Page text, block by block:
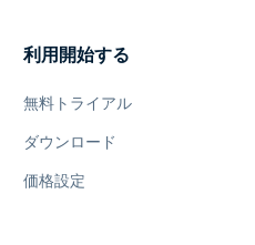
利用開始する
無料トライアル
ダウンロード
価格設定